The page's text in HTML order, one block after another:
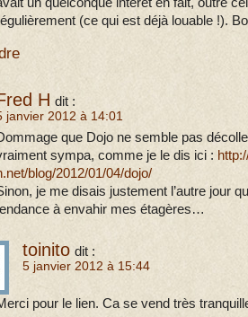
(ce qui est déjà louable !).
H dit :
janvier 2012 à 14:01
que Dojo ne semble pas
sympa, comme je le dis ici :
blog/2012/01/04/dojo/
je me disais justement l’autre jour
à envahir mes étagères…
toinito dit :
5 janvier 2012 à 15:44
pour le lien. Ca se vend très